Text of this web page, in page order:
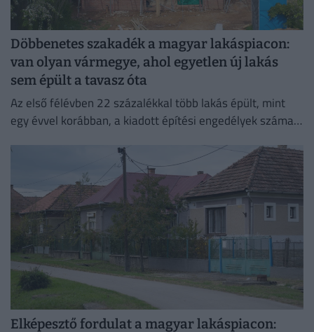
Döbbenetes szakadék a magyar lakáspiacon:
van olyan vármegye, ahol egyetlen új lakás
sem épült a tavasz óta
Az első félévben 22 százalékkal több lakás épült, mint
egy évvel korábban, a kiadott építési engedélyek száma
Elképesztő fordulat a magyar lakáspiacon: